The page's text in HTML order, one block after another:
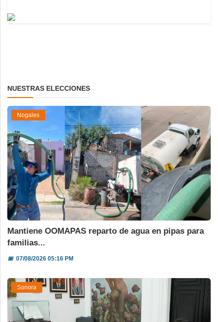
NUESTRAS ELECCIONES
Nogales
Mantiene OOMAPAS reparto de agua en pipas para
familias...
📅07/08/2026 05:16 PM
Sonora